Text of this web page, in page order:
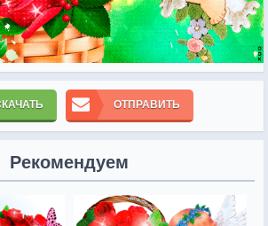
ОТПРАВИТЬ
Рекомендуем